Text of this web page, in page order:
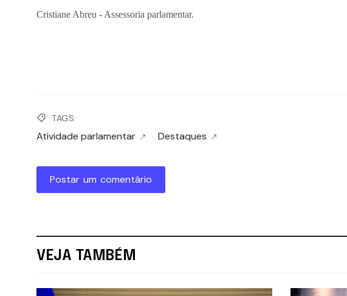
Cristiane Abreu - Assessoria parlamentar.
TAGS:
Atividade parlamentar Destaques
Postar um comentário
VEJA TAMBÉM